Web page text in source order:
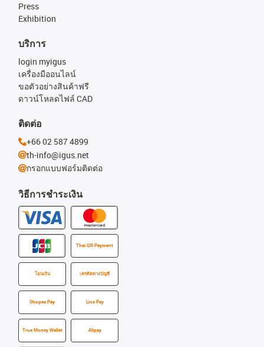
Press
Exhibition
วิธีการชำระเงิน
Thai QR Payment
โอนเงิน เครดิตทางบัญชี
Shopee Pay Line Pay
True Money Wallet Alipay
บริการ
login myigus
เครื่องมืออนไลน์
ขอตัวอย่างสินค้าฟรี
ดาวน์โหลดไฟล์ CAD
ติดต่อ
+66 02 587 4899
th-info@igus.net
กรอกแบบฟอร์มติดต่อ